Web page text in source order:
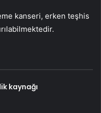
kanseri, erken teşhis
kaynağı